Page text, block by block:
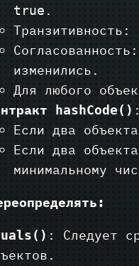
true .
Транзитивность:
изменились.
Для любого
hashCode() :
Если два
Если два
минимальному
: Следует